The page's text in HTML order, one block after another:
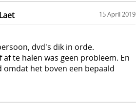
15 April 2019
dvd's dik in orde.
af te halen was geen probleem. En
omdat het boven een bepaald